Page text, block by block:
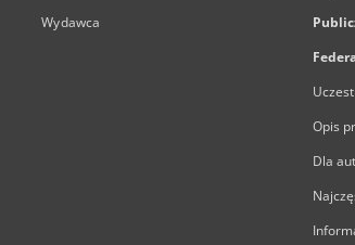
Wydawca
Opis
Dla